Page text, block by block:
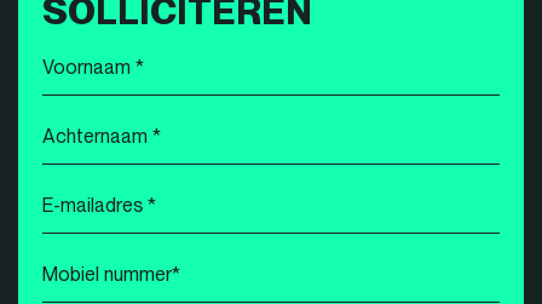
SOLLICITEREN
Voornaam
*
Achternaam
*
E-
mailadres
*
Mobiel